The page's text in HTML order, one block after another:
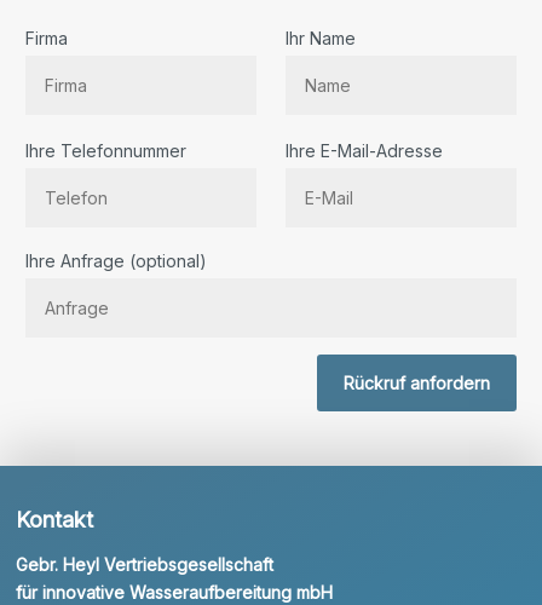
Firma Ihr Name
Ihre Telefonnummer Ihre E-Mail-Adresse
Ihre Anfrage (optional)
Rückruf anfordern
Kontakt
Gebr. Heyl Vertriebsgesellschaft
für innovative Wasseraufbereitung mbH